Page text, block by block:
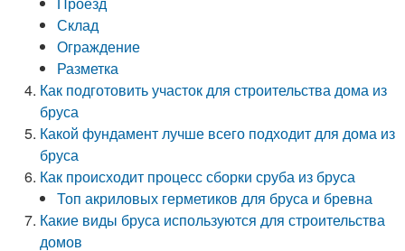
Склад
Ограждение
Разметка
Как подготовить участок для строительства дома из
бруса
Какой фундамент лучше всего подходит для дома из
бруса
Как происходит процесс сборки сруба из бруса
Топ акриловых герметиков для бруса и бревна
Какие виды бруса используются для строительства
домов